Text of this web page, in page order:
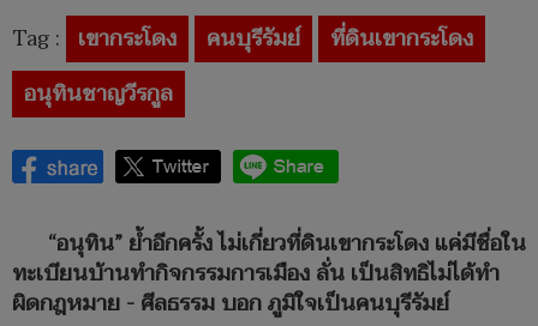
Tag : เขากระโดง คนบุรีรัมย์
ที่ดินเขากระโดง
อนุทินชาญวีรกูล
“อนุทิน” ย้ำอีกครั้ง ไม่เกี่ยวที่ดินเขากระโดง แค่มีชื่อใน
ทะเบียนบ้านทำกิจกรรมการเมือง ลั่น เป็นสิทธิไม่ได้ทำ
ผิดกฎหมาย - ศีลธรรม บอก ภูมิใจเป็นคนบุรีรัมย์